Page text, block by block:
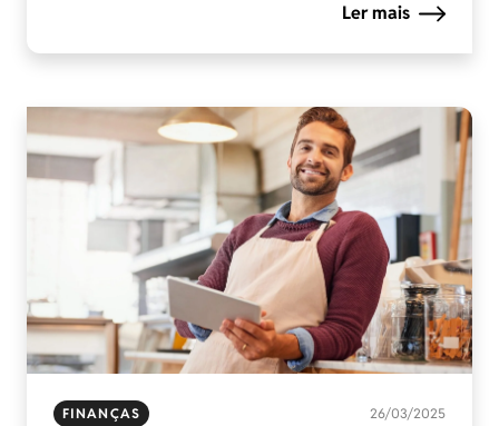
Ler mais
FINANÇAS 26/03/2025